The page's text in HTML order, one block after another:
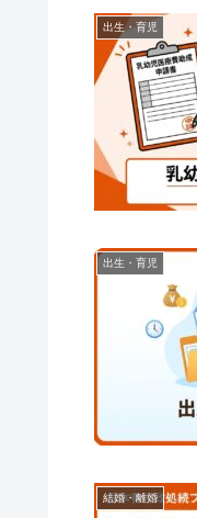
出生・育児
出生・育児
結婚・離婚